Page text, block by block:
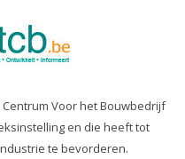
Voor het Bouwbedrijf
en die heeft tot
te bevorderen.